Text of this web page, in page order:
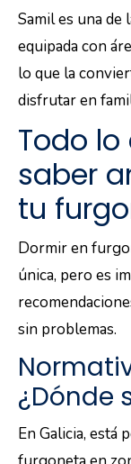
Samil es una de
equipada con
lo que la
disfrutar en
Todo
saber
tu
Dormir en
única, pero es
sin problemas.
¿Dónde
En Galicia, está